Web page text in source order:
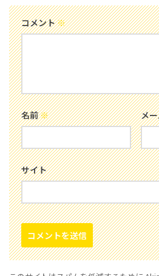
コメント※
名前※ メ
サイト